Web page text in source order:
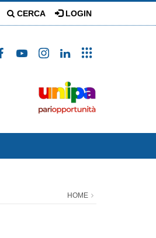
CERCA LOGIN
HOME